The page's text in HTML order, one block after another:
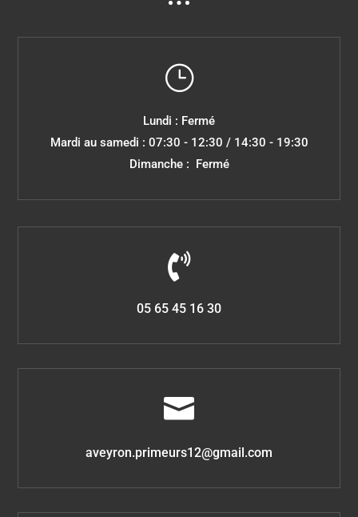
}
Lundi : Fermé
Mardi au samedi : 07:30 - 12:30 / 14:30 - 19:30
Dimanche : Fermé

05 65 45 16 30

aveyron.primeurs12@gmail.com